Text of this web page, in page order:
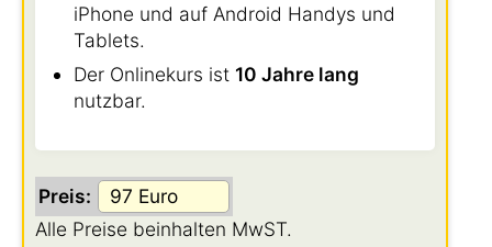
iPhone und auf Android Handys und
Tablets.
Der Onlinekurs ist 10 Jahre lang
nutzbar.
Preis:
Alle Preise beinhalten MwST.